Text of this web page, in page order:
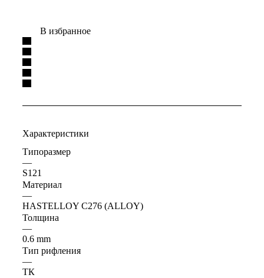
В избранное
Характеристики
Типоразмер
—
S121
Материал
—
HASTELLOY C276 (ALLOY)
Толщина
—
0.6 mm
Тип рифления
—
ТК